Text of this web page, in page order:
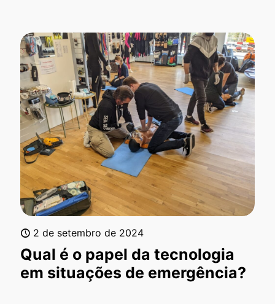
2 de setembro de 2024
Qual é o papel da tecnologia
em situações de emergência?